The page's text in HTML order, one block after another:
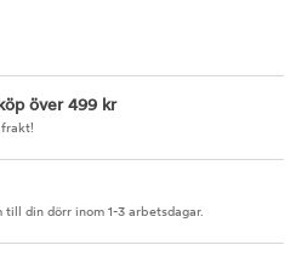
över 499 kr
till din dörr inom 1-3 arbetsdagar.